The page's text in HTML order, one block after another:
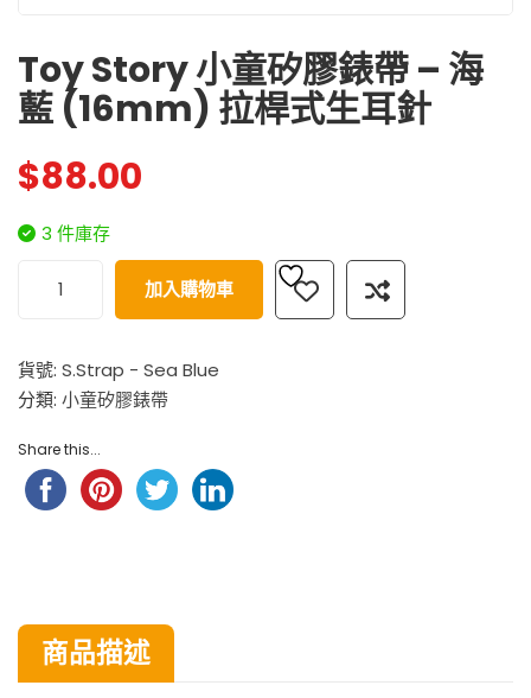
Toy Story 小童矽膠錶帶 – 海
藍 (16mm) 拉桿式生耳針
$88.00
3 件庫存
加入購物車
貨號: S.Strap - Sea Blue
分類: 小童矽膠錶帶
Share this...
商品描述